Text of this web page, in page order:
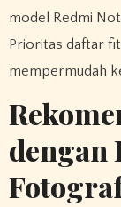
model Redmi
Prioritas daftar
mempermudah
dengan